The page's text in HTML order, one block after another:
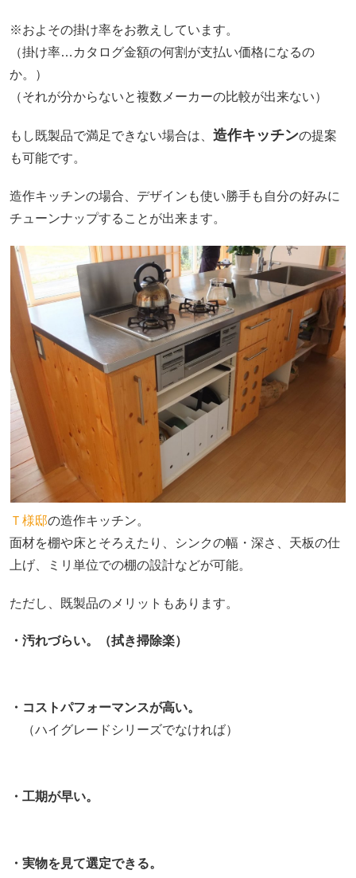
※およその掛け率をお教えしています。
（掛け率…カタログ金額の何割が支払い価格になるの
か。）
（それが分からないと複数メーカーの比較が出来ない）
もし既製品で満足できない場合は、 造作キッチンの提案
も可能です。
造作キッチンの場合、デザインも使い勝手も自分の好みに
チューンナップすることが出来ます。
Ｔ様邸の造作キッチン。
面材を棚や床とそろえたり、シンクの幅・深さ、天板の仕
上げ、ミリ単位での棚の設計などが可能。
ただし、既製品のメリットもあります。
・汚れづらい。（拭き掃除楽）
・コストパフォーマンスが高い。
（ハイグレードシリーズでなければ）
・工期が早い。
・実物を見て選定できる。